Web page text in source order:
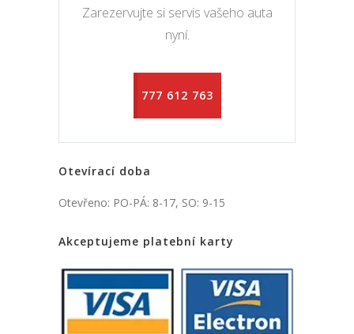
Zarezervujte si servis vašeho auta
nyní.
777 612 763
Otevírací doba
Otevřeno: PO-PÁ: 8-17, SO: 9-15
Akceptujeme platební karty